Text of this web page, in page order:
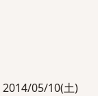
05/10(土)